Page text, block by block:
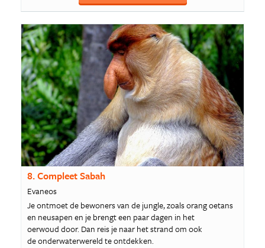
8. Compleet Sabah
Evaneos
Je ontmoet de bewoners van de jungle, zoals orang oetans
en neusapen en je brengt een paar dagen in het
oerwoud door. Dan reis je naar het strand om ook
de onderwaterwereld te ontdekken.